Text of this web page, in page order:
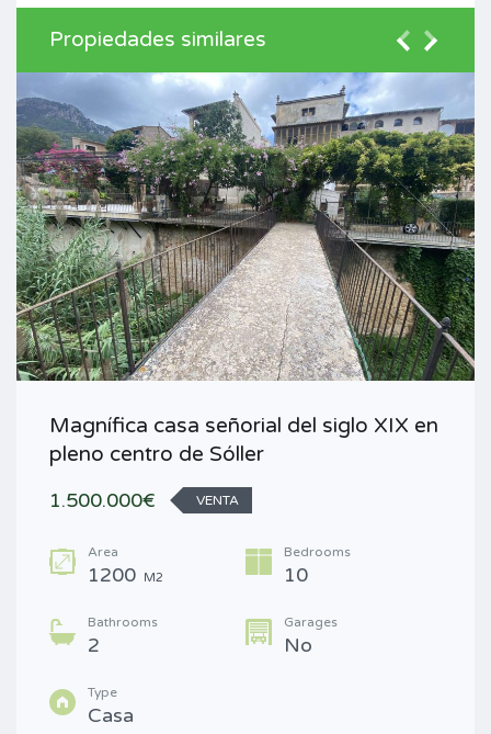
Propiedades similares
Magnífica casa señorial del siglo XIX en
pleno centro de Sóller
1.500.000€
VENTA
Area
1200 M2
Bedrooms
10
Bathrooms
2
Garages
No
Type
Casa